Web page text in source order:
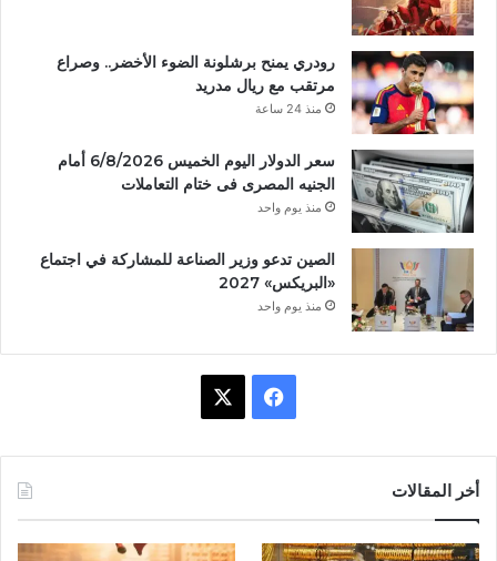
رودري يمنح برشلونة الضوء الأخضر.. وصراع
مرتقب مع ريال مدريد
منذ 24 ساعة
سعر الدولار اليوم الخميس 6/8/2026 أمام
الجنيه المصرى فى ختام التعاملات
منذ يوم واحد
الصين تدعو وزير الصناعة للمشاركة في اجتماع
«البريكس» 2027
منذ يوم واحد
أخر المقالات